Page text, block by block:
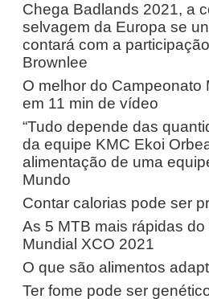
Chega Badlands 2021, a
selvagem da Europa se
contará com a
Brownlee
O melhor do Campeonato
em 11 min de vídeo
“Tudo depende das
da equipe KMC Ekoi
alimentação de uma
Mundo
Contar calorias pode ser
As 5 MTB mais rápidas
Mundial XCO 2021
O que são alimentos
Ter fome pode ser